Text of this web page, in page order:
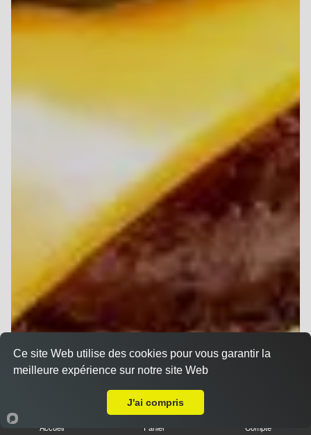
Accueil Panier Compte
Ce site Web utilise des cookies pour vous garantir la
meilleure expérience sur notre site Web
J'ai compris